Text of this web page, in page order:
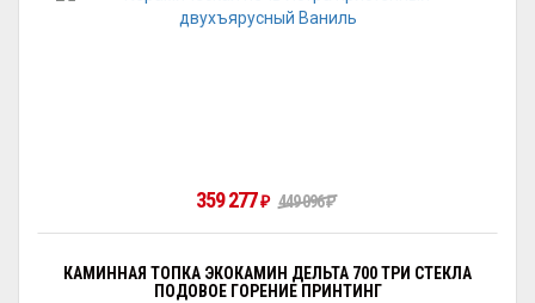
359 277₽ 449 096₽
КАМИННАЯ ТОПКА ЭКОКАМИН ДЕЛЬТА 700 ТРИ СТЕКЛА
ПОДОВОЕ ГОРЕНИЕ ПРИНТИНГ